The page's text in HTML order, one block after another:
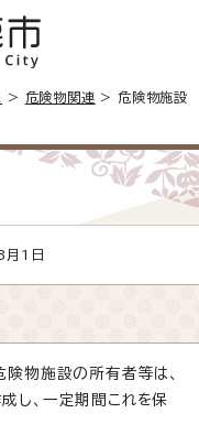
> 危険物関連 > 危険物施設
1日
物施設の所有者等は、
し、一定期間これを保